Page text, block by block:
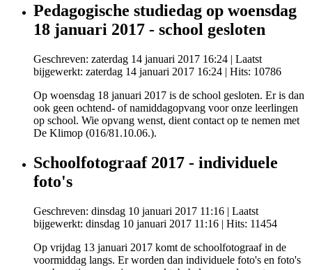
Pedagogische studiedag op woensdag
18 januari 2017 - school gesloten
Geschreven: zaterdag 14 januari 2017 16:24 | Laatst
bijgewerkt: zaterdag 14 januari 2017 16:24 | Hits: 10786
Op woensdag 18 januari 2017 is de school gesloten. Er is dan
ook geen ochtend- of namiddagopvang voor onze leerlingen
op school. Wie opvang wenst, dient contact op te nemen met
De Klimop (016/81.10.06.).
Schoolfotograaf 2017 - individuele
foto's
Geschreven: dinsdag 10 januari 2017 11:16 | Laatst
bijgewerkt: dinsdag 10 januari 2017 11:16 | Hits: 11454
Op vrijdag 13 januari 2017 komt de schoolfotograaf in de
voormiddag langs. Er worden dan individuele foto's en foto's